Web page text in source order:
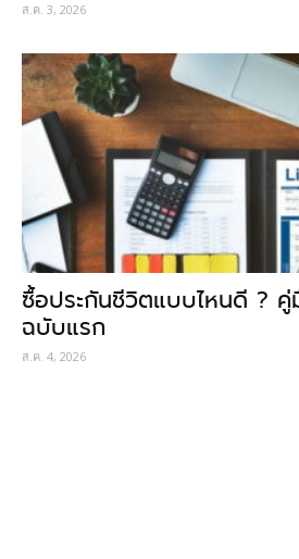
ส.ค. 3, 2026
ซื้อประกันชีวิตแบบไหนดี ? คู่
ฉบับแรก
ส.ค. 4, 2026